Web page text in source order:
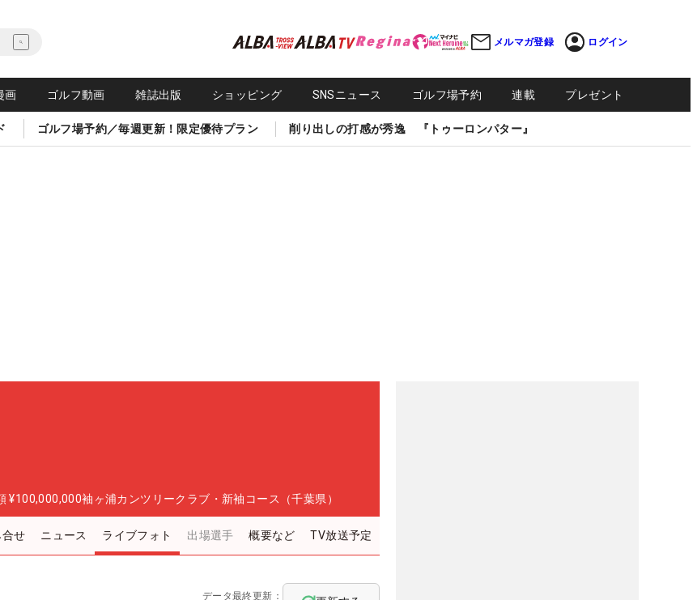
メルマガ登録 ログイン
画 ゴルフ動画 雑誌出版 ショッピング SNSニュース ゴルフ場予約 連載 プレゼント
ゴルフ場予約／毎週更新！限定優待プラン 削り出しの打感が秀逸 『トゥーロンパター』
¥100,000,000袖ヶ浦カンツリークラブ・新袖コース（千葉県）
せ ニュース ライブフォト 出場選手 概要など TV放送予定
データ最終更新：